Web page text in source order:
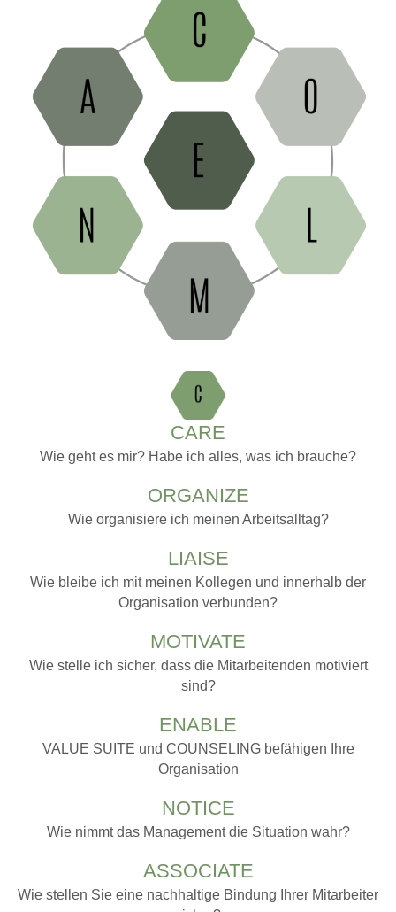
CARE
Wie geht es mir? Habe ich alles, was ich brauche?
ORGANIZE
Wie organisiere ich meinen Arbeitsalltag?
LIAISE
Wie bleibe ich mit meinen Kollegen und innerhalb der
Organisation verbunden?
MOTIVATE
Wie stelle ich sicher, dass die Mitarbeitenden motiviert
sind?
ENABLE
VALUE SUITE und COUNSELING befähigen Ihre
Organisation
NOTICE
Wie nimmt das Management die Situation wahr?
ASSOCIATE
Wie stellen Sie eine nachhaltige Bindung Ihrer Mitarbeiter